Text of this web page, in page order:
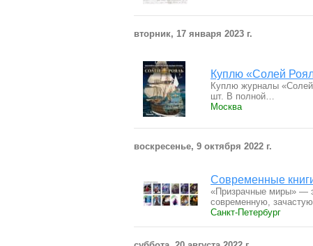
вторник, 17 января 2023 г.
Куплю «Солей
Куплю журналы
шт. В полной…
Москва
воскресенье, 9 октября 2022 г.
Современные
«Призрачные миры» —
современную,
Санкт-Петербург